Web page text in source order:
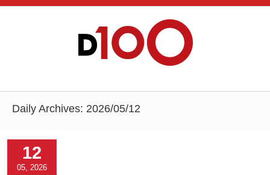
Daily Archives: 2026/05/12
12
05, 2026